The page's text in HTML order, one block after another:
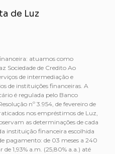
de Luz
atuamos como
Sociedade de Credito Ao
de intermediação e
de instituições financeiras. A
é regulada pelo Banco
nº 3.954, de fevereiro de
nos empréstimos de Luz,
as determinações de cada
instituição financeira escolhida
pagamento: de 03 meses a 240
1,93% a.m. (25,80% a.a.) até